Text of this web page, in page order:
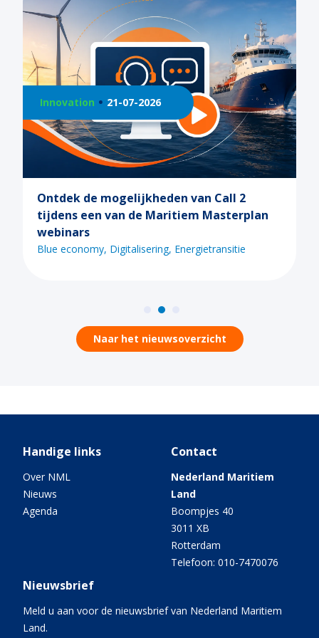
Innovation 21-07-2026
Ontdek de mogelijkheden van Call 2
tijdens een van de Maritiem Masterplan
webinars
Blue economy Digitalisering Energietransitie
Naar het nieuwsoverzicht
Handige links
Over NML
Nieuws
Agenda
Contact
Nederland Maritiem
Land
Boompjes 40
3011 XB
Rotterdam
Telefoon: 010-7470076
Nieuwsbrief
Meld u aan voor de nieuwsbrief van Nederland Maritiem
Land.